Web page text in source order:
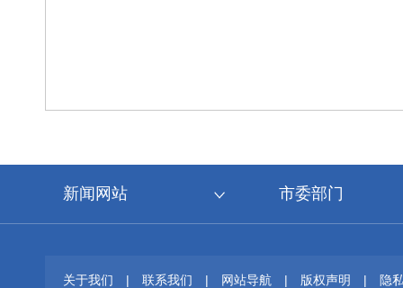
新闻网站 市委部门
关于我们 | 联系我们 | 网站导航 | 版权声明 |
隐